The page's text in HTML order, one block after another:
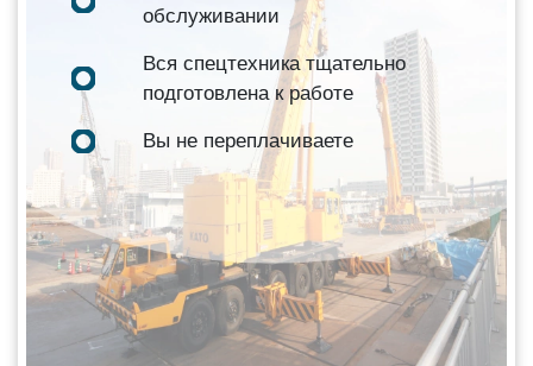
обслуживании
Вся спецтехника тщательно
подготовлена к работе
Вы не переплачиваете